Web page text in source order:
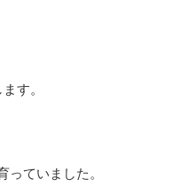
す。
っていました。